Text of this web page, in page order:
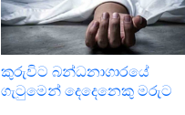
කුරුවිට බන්ධනාගාරයේ
ගැටුමෙන් දෙදෙනෙකු මරුට